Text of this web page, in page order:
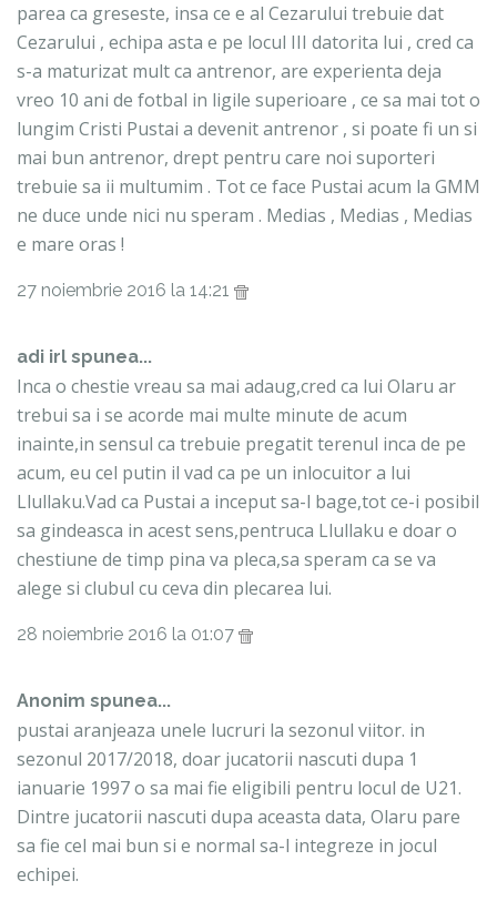
parea ca greseste, insa ce e al Cezarului trebuie dat
Cezarului , echipa asta e pe locul III datorita lui , cred ca
s-a maturizat mult ca antrenor, are experienta deja
vreo 10 ani de fotbal in ligile superioare , ce sa mai tot o
lungim Cristi Pustai a devenit antrenor , si poate fi un si
mai bun antrenor, drept pentru care noi suporteri
trebuie sa ii multumim . Tot ce face Pustai acum la GMM
ne duce unde nici nu speram . Medias , Medias , Medias
e mare oras !
27 noiembrie 2016 la 14:21
adi irl spunea...
Inca o chestie vreau sa mai adaug,cred ca lui Olaru ar
trebui sa i se acorde mai multe minute de acum
inainte,in sensul ca trebuie pregatit terenul inca de pe
acum, eu cel putin il vad ca pe un inlocuitor a lui
Llullaku.Vad ca Pustai a inceput sa-l bage,tot ce-i posibil
sa gindeasca in acest sens,pentruca Llullaku e doar o
chestiune de timp pina va pleca,sa speram ca se va
alege si clubul cu ceva din plecarea lui.
28 noiembrie 2016 la 01:07
Anonim spunea...
pustai aranjeaza unele lucruri la sezonul viitor. in
sezonul 2017/2018, doar jucatorii nascuti dupa 1
ianuarie 1997 o sa mai fie eligibili pentru locul de U21.
Dintre jucatorii nascuti dupa aceasta data, Olaru pare
sa fie cel mai bun si e normal sa-l integreze in jocul
echipei.